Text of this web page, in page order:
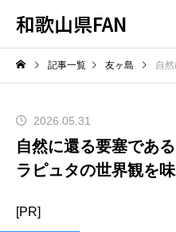
和歌山県FAN
記事一覧 友ヶ島 自然に
2026.05.31
自然に還る要塞であ
ラピュタの世界観を
[PR]